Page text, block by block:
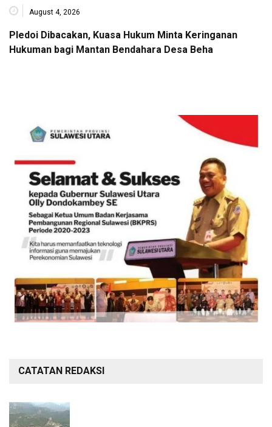
August 4, 2026
Pledoi Dibacakan, Kuasa Hukum Minta Keringanan
Hukuman bagi Mantan Bendahara Desa Beha
CATATAN REDAKSI